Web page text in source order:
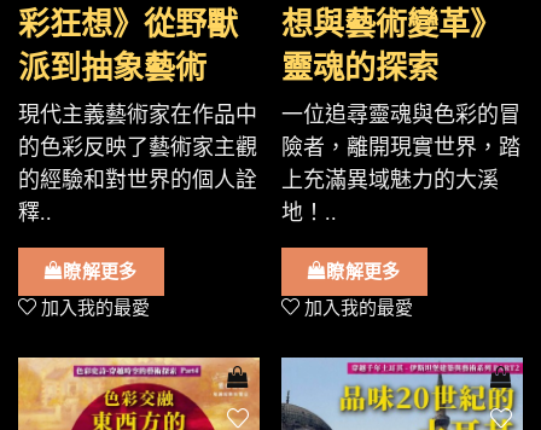
彩狂想》從野獸
派到抽象藝術
現代主義藝術家在作品中
的色彩反映了藝術家主觀
的經驗和對世界的個人詮
釋..
瞭解更多
加入我的最愛
想與藝術變革》
靈魂的探索
一位追尋靈魂與色彩的冒
險者，離開現實世界，踏
上充滿異域魅力的大溪
地！..
瞭解更多
加入我的最愛